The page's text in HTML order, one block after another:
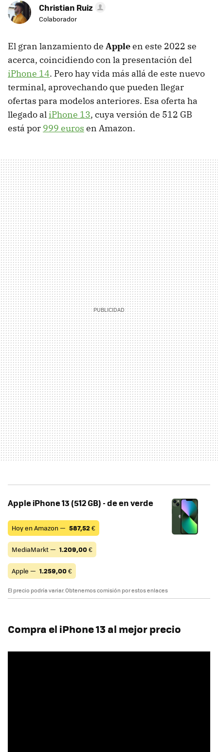
Christian Ruiz
Colaborador
El gran lanzamiento de Appleen este 2022 se
acerca, coincidiendo con la presentación del
iPhone 14. Pero hay vida más allá de este nuevo
terminal, aprovechando que pueden llegar
ofertas para modelos anteriores. Esa oferta ha
llegado al iPhone 13, cuya versión de 512 GB
está por 999 euros en Amazon.
Apple iPhone 13 (512 GB) - de en verde
Hoy en Amazon — 587,52 €
MediaMarkt — 1.209,00€
Apple — 1.259,00€
El precio podría variar. Obtenemos comisión por estos enlaces
Compra el iPhone 13 al mejor precio